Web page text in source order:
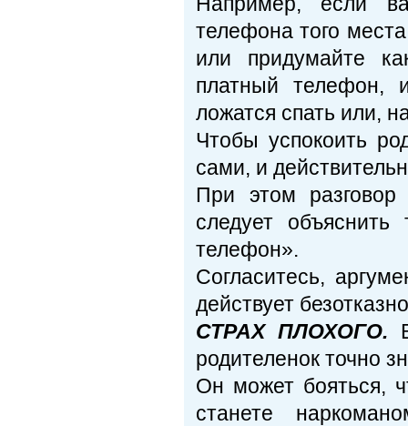
телефона того
или придумайте
платный телефон,
ложатся спать или,
Чтобы успокоить
сами, и
При этом разговор
следует
телефон».
Согласитесь,
действует
СТРАХ ПЛОХОГО.
родителенок точно
Он может бояться,
станете